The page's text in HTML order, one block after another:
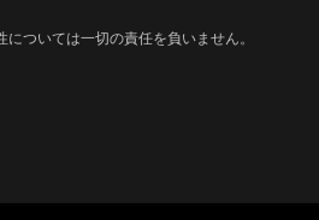
ついては一切の責任を負いません。